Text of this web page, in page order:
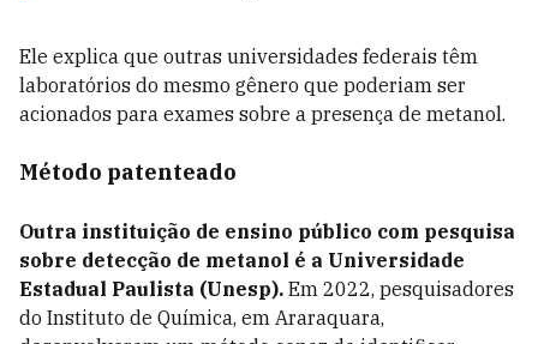
Ele explica que outras universidades federais têm
laboratórios do mesmo gênero que poderiam ser
acionados para exames sobre a presença de metanol.
Método patenteado
Outra instituição de ensino público com pesquisa
sobre detecção de metanol é a Universidade
Estadual Paulista (Unesp). Em 2022, pesquisadores
do Instituto de Química, em Araraquara,